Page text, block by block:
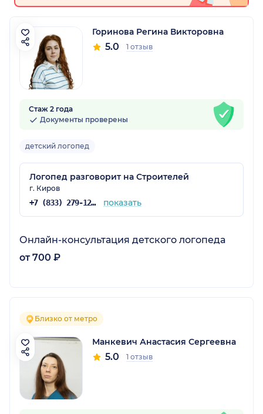
Горинова Регина Викторовна
5.0 1 отзыв
Стаж 2 года
Документы проверены
детский логопед
Логопед разговорит на Строителей
г. Киров
+7 (833) 279-12-71 показать
Онлайн-консультация детского логопеда
от 700 ₽
Близко от метро
Манкевич Анастасия Сергеевна
5.0 1 отзыв